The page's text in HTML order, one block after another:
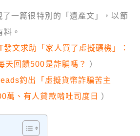
一篇很特別的「遺產文」，以節
。
發文求助「家人買了虛擬礦機」：
天回饋500是詐騙嗎？
）
釣出「虛擬貨幣詐騙苦主
萬、有人貸款啃吐司度日
）